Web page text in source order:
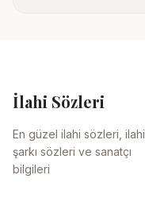
İlahi Sözleri
En güzel ilahi sözleri, ilahi
şarkı sözleri ve sanatçı
bilgileri